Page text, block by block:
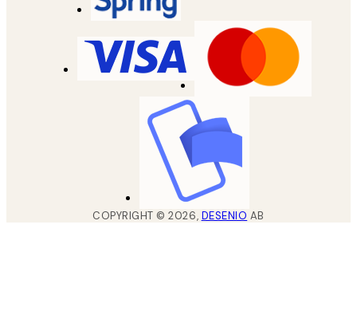
COPYRIGHT ©2026, DESENIO AB